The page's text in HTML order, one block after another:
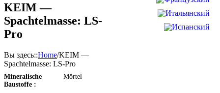
KEIM —
Spachtelmasse: LS-
Pro
Вы здесь::Home/KEIM —
Spachtelmasse: LS-Pro
Mineralische
Baustoffe :
Mörtel